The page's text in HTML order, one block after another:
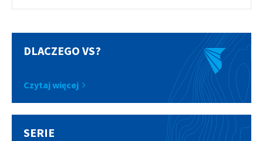
DLACZEGO VS?
Czytaj więcej
SERIE